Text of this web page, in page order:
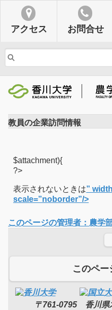
アクセス お問合せ
教員の企業訪問情報
$attachment){
?>
表示されないときは”
scale=”noborder”/>
このページの管理者：農学
このペー
〒761-0795 香川県